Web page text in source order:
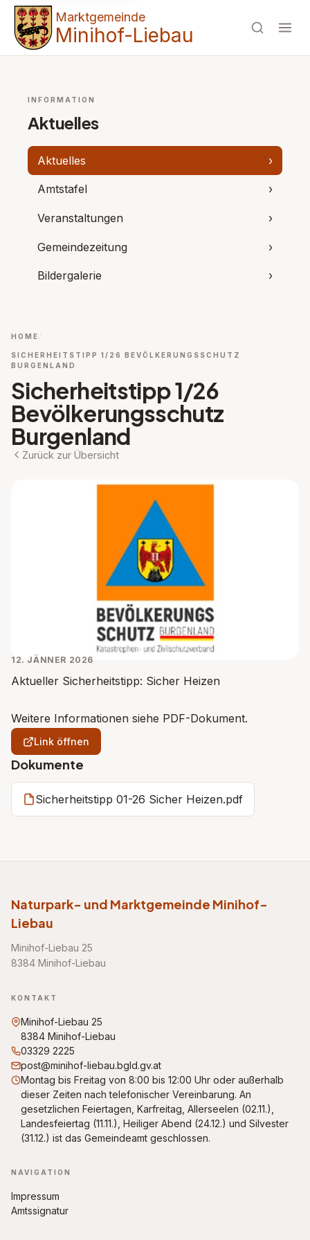
Marktgemeinde
Minihof-Liebau
INFORMATION
Aktuelles
Aktuelles ›
Amtstafel ›
Veranstaltungen ›
Gemeindezeitung ›
Bildergalerie ›
HOME
SICHERHEITSTIPP 1/26 BEVÖLKERUNGSSCHUTZ
BURGENLAND
Sicherheitstipp 1/26
Bevölkerungsschutz
Burgenland
Zurück zur Übersicht
12. JÄNNER 2026
Aktueller Sicherheitstipp: Sicher Heizen
Weitere Informationen siehe PDF-Dokument.
Link öffnen
Dokumente
Sicherheitstipp 01-26 Sicher Heizen.pdf
Naturpark- und Marktgemeinde Minihof-
Liebau
Minihof-Liebau 25
8384 Minihof-Liebau
KONTAKT
Minihof-Liebau 25
8384 Minihof-Liebau
03329 2225
post@minihof-liebau.bgld.gv.at
Montag bis Freitag von 8:00 bis 12:00 Uhr oder außerhalb
dieser Zeiten nach telefonischer Vereinbarung. An
gesetzlichen Feiertagen, Karfreitag, Allerseelen (02.11.),
Landesfeiertag (11.11.), Heiliger Abend (24.12.) und Silvester
(31.12.) ist das Gemeindeamt geschlossen.
NAVIGATION
Impressum
Amtssignatur